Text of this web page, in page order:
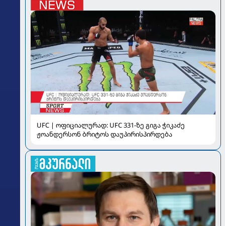
UFC | ოფიციალურად: UFC 331-ზე გიგა ჭიკაძე
ჟოანდერსონ ბრიტოს დაუპირისპირდება